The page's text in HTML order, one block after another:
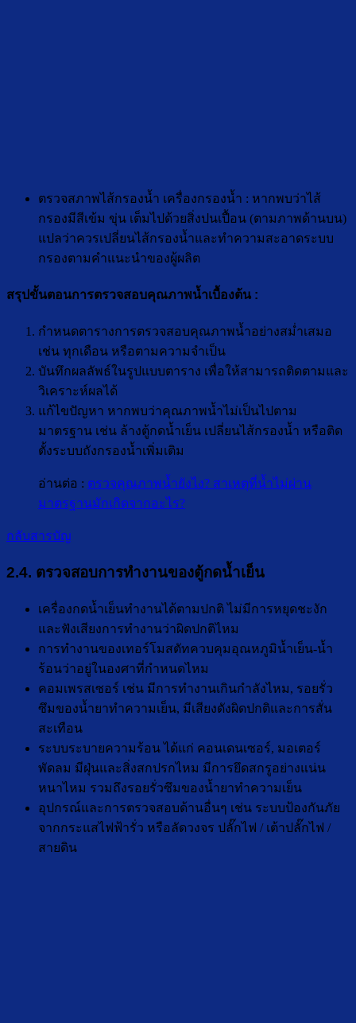
ตรวจสภาพไส้กรองน้ำ เครื่องกรองน้ำ : หากพบว่าไส้
กรองมีสีเข้ม ขุ่น เต็มไปด้วยสิ่งปนเปื้อน (ตามภาพด้านบน)
แปลว่าควรเปลี่ยนไส้กรองน้ำและทำความสะอาดระบบ
กรองตามคำแนะนำของผู้ผลิต
สรุปขั้นตอนการตรวจสอบคุณภาพน้ำเบื้องต้น :
กำหนดตารางการตรวจสอบคุณภาพน้ำอย่างสม่ำเสมอ
เช่น ทุกเดือน หรือตามความจำเป็น
บันทึกผลลัพธ์ในรูปแบบตาราง เพื่อให้สามารถติดตามและ
วิเคราะห์ผลได้
แก้ไขปัญหา หากพบว่าคุณภาพน้ำไม่เป็นไปตาม
มาตรฐาน เช่น ล้างตู้กดน้ำเย็น เปลี่ยนไส้กรองน้ำ หรือติด
ตั้งระบบถังกรองน้ำเพิ่มเติม
อ่านต่อ : ตรวจคุณภาพน้ำยังไง? สาเหตุที่น้ำไม่ผ่าน
มาตรฐานมักเกิดจากอะไร?
กลับสารบัญ
2.4. ตรวจสอบการทำงานของตู้กดน้ำเย็น
เครื่องกดน้ำเย็นทำงานได้ตามปกติ ไม่มีการหยุดชะงัก
และฟังเสียงการทำงานว่าผิดปกติไหม
การทำงานของเทอร์โมสตัทควบคุมอุณหภูมิน้ำเย็น-น้ำ
ร้อนว่าอยู่ในองศาที่กำหนดไหม
คอมเพรสเซอร์ เช่น มีการทำงานเกินกำลังไหม, รอยรั่ว
ซึมของน้ำยาทำความเย็น, มีเสียงดังผิดปกติและการสั่น
สะเทือน
ระบบระบายความร้อน ได้แก่ คอนเดนเซอร์, มอเตอร์
พัดลม มีฝุ่นและสิ่งสกปรกไหม มีการยึดสกรูอย่างแน่น
หนาไหม รวมถึงรอยรั่วซึมของน้ำยาทำความเย็น
อุปกรณ์และการตรวจสอบด้านอื่นๆ เช่น ระบบป้องกันภัย
จากกระแสไฟฟ้ารั่ว หรือลัดวงจร ปลั๊กไฟ / เต้าปลั๊กไฟ /
สายดิน